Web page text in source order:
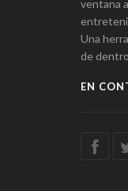
ventana
Una
de
EN